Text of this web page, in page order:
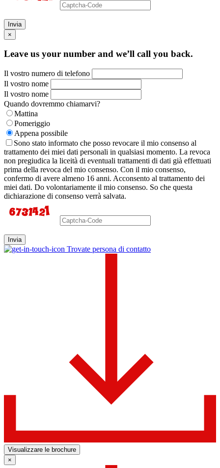
Invia
×
Leave us your number and we’ll call you back.
Il vostro numero di telefono
Il vostro nome
Il vostro nome
Quando dovremmo chiamarvi?
Mattina
Pomeriggio
Appena possibile
Sono stato informato che posso revocare il mio consenso al
trattamento dei miei dati personali in qualsiasi momento. La revoca
non pregiudica la liceità di eventuali trattamenti di dati già effettuati
prima della revoca del mio consenso. Con il mio consenso,
confermo di avere almeno 16 anni. Acconsento al trattamento dei
miei dati. Do volontariamente il mio consenso. So che questa
dichiarazione di consenso verrà salvata.
Invia
Trovate persona di contatto
Visualizzare le brochure
×